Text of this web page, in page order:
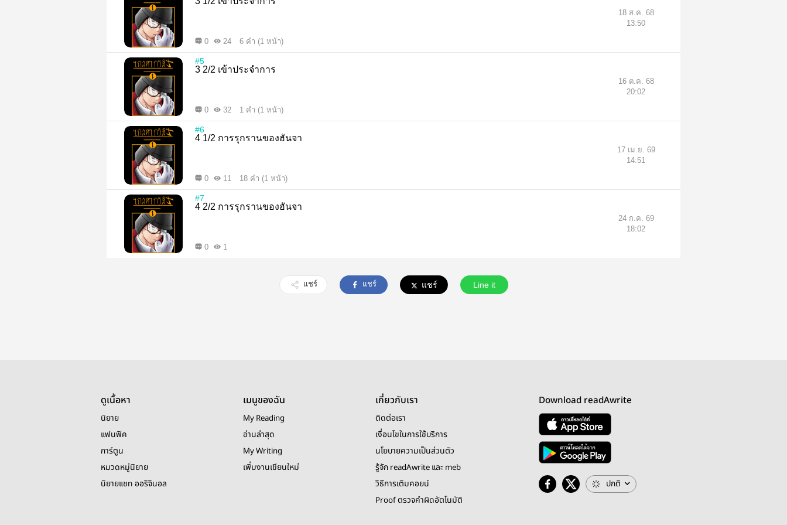
0 24 6 คำ (1 หน้า)
18 ส.ค. 68
13:50
#5
3 2/2 เข้าประจำการ
0 32 1 คำ (1 หน้า)
16 ต.ค. 68
20:02
#6
4 1/2 การรุกรานของฮันจา
0 11 18 คำ (1 หน้า)
17 เม.ย. 69
14:51
#7
4 2/2 การรุกรานของฮันจา
0 1
24 ก.ค. 69
18:02
แชร์ แชร์ แชร์ Line it
ดูเนื้อหา
นิยาย
แฟนฟิค
การ์ตูน
หมวดหมู่นิยาย
นิยายแชท ออริจินอล
เมนูของฉัน
My Reading
อ่านล่าสุด
My Writing
เพิ่มงานเขียนใหม่
เกี่ยวกับเรา
ติดต่อเรา
เงื่อนไขในการใช้บริการ
นโยบายความเป็นส่วนตัว
รู้จัก readAwrite และ meb
วิธีการเติมคอยน์
Proof ตรวจคำผิดอัตโนมัติ
Download readAwrite
ปกติ